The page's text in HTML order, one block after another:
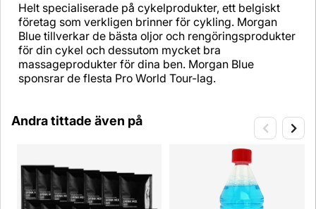
Helt specialiserade på cykelprodukter, ett belgiskt
företag som verkligen brinner för cykling. Morgan
Blue tillverkar de bästa oljor och rengöringsprodukter
för din cykel och dessutom mycket bra
massageprodukter för dina ben. Morgan Blue
sponsrar de flesta Pro World Tour-lag.
Andra tittade även på